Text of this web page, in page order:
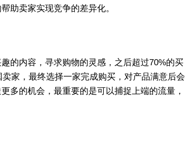
助卖家实现竞争的差异化。
的内容，寻求购物的灵感，之后超过70%的买
家，最终选择一家完成购买，对产品满意后会
多的机会，最重要的是可以捕捉上端的流量，